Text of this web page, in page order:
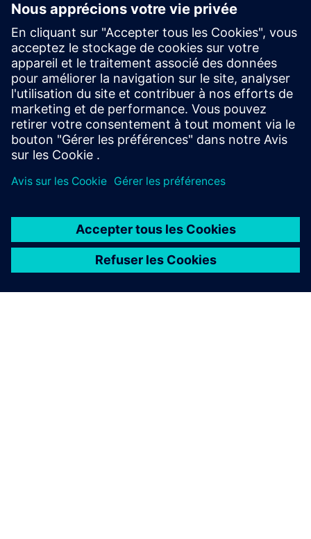
bord
Notre journal de bord électronique remplace les entrées
manuscrites par une solution numérique, sécurisée pour les
audits et entièrement conforme aux GMP. Cela rend les
processus plus efficaces, transparents et toujours prêts
pour l'audit. FL-eLogbook peut être adapté précisément
aux besoins de chaque client.